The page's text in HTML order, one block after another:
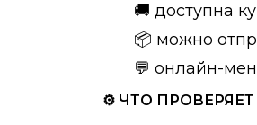
🚚 доступна
📦 можно
💬 онлайн-
⚙️ ЧТО